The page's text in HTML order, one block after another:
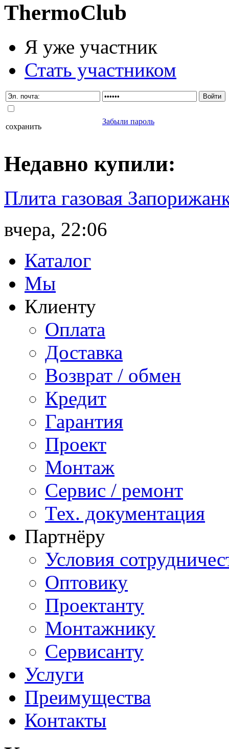
ThermoClub
Я уже участник
Стать участником
сохранить
Забыли пароль
Недавно купили:
Плита газовая
вчера, 22:06
Каталог
Мы
Клиенту
Оплата
Доставка
Возврат / обмен
Кредит
Гарантия
Проект
Монтаж
Сервис / ремонт
Тех. документация
Партнёру
Условия
Оптовику
Проектанту
Монтажнику
Сервисанту
Услуги
Преимущества
Контакты